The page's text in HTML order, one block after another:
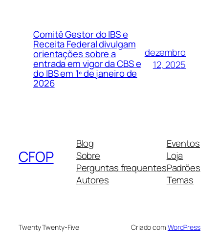
Comitê Gestor do IBS e
Receita Federal divulgam
orientações sobre a
entrada em vigor da CBS e
do IBS em 1º de janeiro de
2026
dezembro
12, 2025
CFOP
Blog
Sobre
Perguntas frequentes
Autores
Eventos
Loja
Padrões
Temas
Twenty Twenty-Five Criado com WordPress